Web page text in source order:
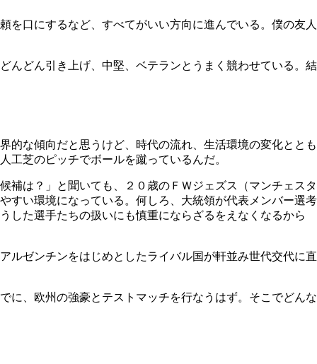
を口にするなど、すべてがいい方向に進んでいる。僕の友人
んどん引き上げ、中堅、ベテランとうまく競わせている。結
的な傾向だと思うけど、時代の流れ、生活環境の変化ととも
芝のピッチでボールを蹴っているんだ。
補は？」と聞いても、２０歳のＦＷジェズス（マンチェスタ
すい環境になっている。何しろ、大統領が代表メンバー選考
した選手たちの扱いにも慎重にならざるをえなくなるから
ルゼンチンをはじめとしたライバル国が軒並み世代交代に直
に、欧州の強豪とテストマッチを行なうはず。そこでどんな